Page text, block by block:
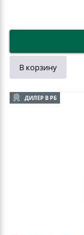
В корзину
ДИЛЕР В РБ